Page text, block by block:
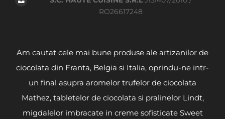
RO26617248
Am cautat cele mai bune produse ale artizanilor de
ciocolata din Franta, Belgia si Italia, oprindu-ne intr-
un final asupra aromelor trufelor de ciocolata
Mathez, tabletelor de ciocolata si pralinelor Lindt,
migdalelor imbracate in creme sofisticate Sweet